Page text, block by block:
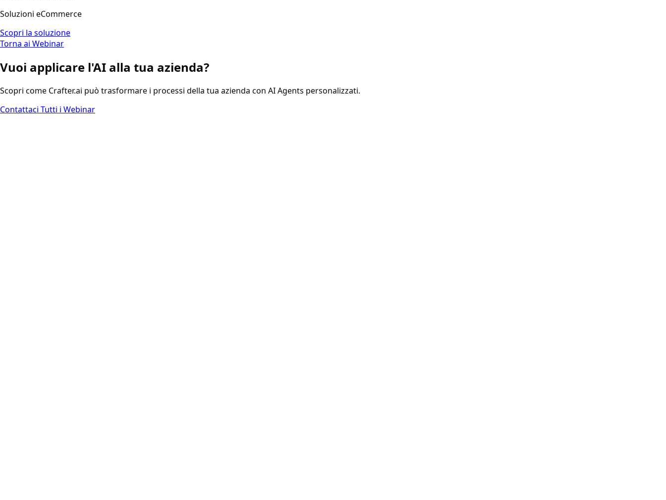
Soluzioni eCommerce
Scopri la soluzione
Torna ai Webinar
Vuoi applicare l'AI alla tua azienda?
Scopri come Crafter.ai può trasformare i processi della tua azienda con AI Agents personalizzati.
Contattaci Tutti i Webinar